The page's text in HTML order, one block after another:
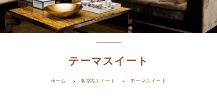
テーマスイート
ホーム 客室&スイート テーマスイート